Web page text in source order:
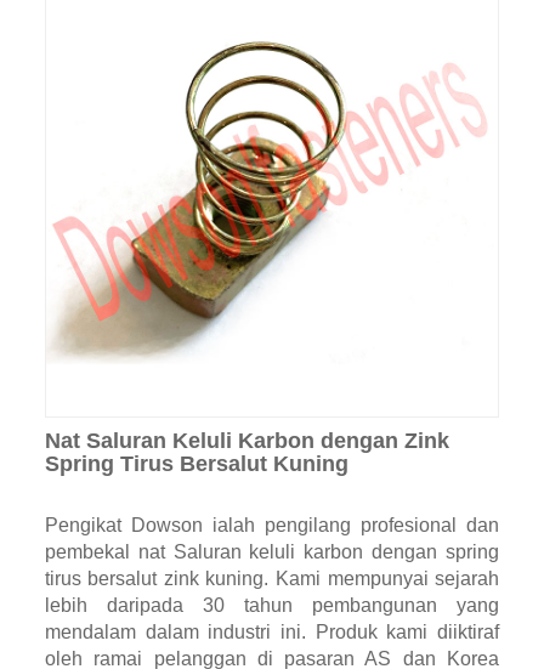
Nat Saluran Keluli Karbon dengan Zink
Spring Tirus Bersalut Kuning
Pengikat Dowson ialah pengilang profesional dan
pembekal nat Saluran keluli karbon dengan spring
tirus bersalut zink kuning. Kami mempunyai sejarah
lebih daripada 30 tahun pembangunan yang
mendalam dalam industri ini. Produk kami diiktiraf
oleh ramai pelanggan di pasaran AS dan Korea